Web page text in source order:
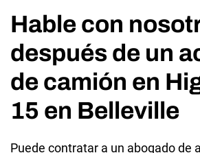
Hable con
después de un
de camión en
15 en Belleville
Puede contratar a un abogado de